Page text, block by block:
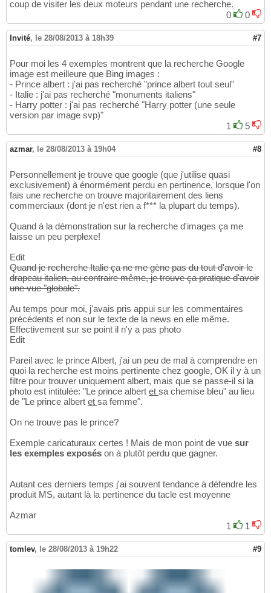
coup de visiter les deux moteurs pendant une recherche.
0
0
Invité, le 28/08/2013 à 18h39 #7
Pour moi les 4 exemples montrent que la recherche Google
image est meilleure que Bing images :
- Prince albert : j'ai pas recherché "prince albert tout seul"
- Italie : j'ai pas recherché "monuments italiens"
- Harry potter : j'ai pas recherché "Harry potter (une seule
version par image svp)"
1
5
azmar, le 28/08/2013 à 19h04 #8
Personnellement je trouve que google (que j'utilise quasi
exclusivement) à énormément perdu en pertinence, lorsque l'on
fais une recherche on trouve majoritairement des liens
commerciaux (dont je n'est rien a f*** la plupart du temps).
Quand à la démonstration sur la recherche d'images ça me
laisse un peu perplexe!
Edit
Quand je recherche Italie ça ne me gène pas du tout d'avoir le
drapeau italien, au contraire même, je trouve ça pratique d'avoir
une vue "globale".
Au temps pour moi, j'avais pris appui sur les commentaires
précédents et non sur le texte de la news en elle même.
Effectivement sur se point il n'y a pas photo
Edit
Pareil avec le prince Albert, j'ai un peu de mal à comprendre en
quoi la recherche est moins pertinente chez google, OK il y à un
filtre pour trouver uniquement albert, mais que se passe-il si la
photo est intitulée: "Le prince albert et sa chemise bleu" au lieu
de "Le prince albert et sa femme".
On ne trouve pas le prince?
Exemple caricaturaux certes ! Mais de mon point de vue sur
les exemples exposés on à plutôt perdu que gagner.
Autant ces derniers temps j'ai souvent tendance à défendre les
produit MS, autant là la pertinence du tacle est moyenne
Azmar
1
1
tomlev, le 28/08/2013 à 19h22 #9